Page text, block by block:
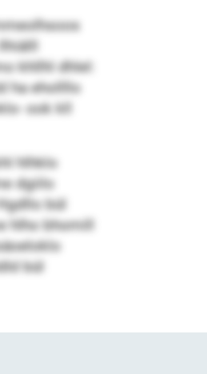
khllhl dhlel:
ha ehollllo
ook kll
hlhklo
dgiilo
bül
hlho bhomill
bül